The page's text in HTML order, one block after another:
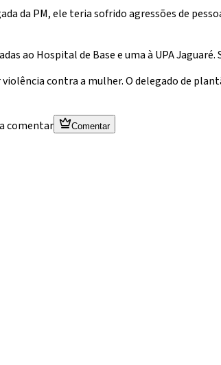
da PM, ele teria sofrido agressões de
ao Hospital de Base e uma à UPA
contra a mulher. O delegado de
comentar
Comentar